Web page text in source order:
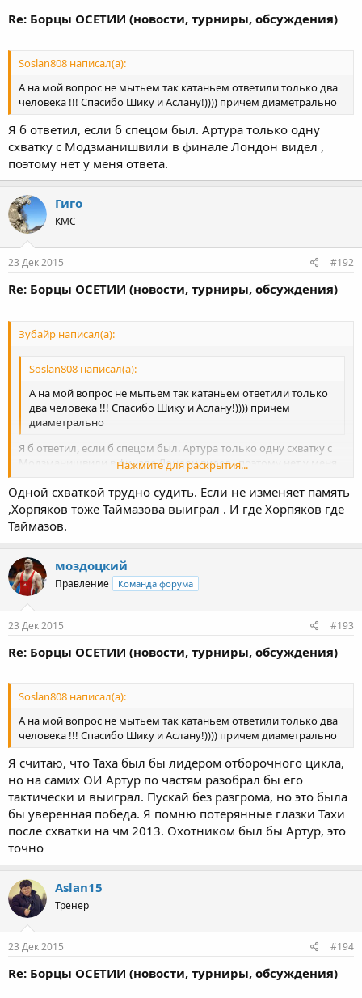
Re: Борцы ОСЕТИИ (новости, турниры, обсуждения)
Soslan808 написал(а):
А на мой вопрос не мытьем так катаньем ответили только два
человека !!! Спасибо Шику и Аслану!)))) причем диаметрально
Я б ответил, если б спецом был. Артура только одну
схватку с Модзманишвили в финале Лондон видел ,
поэтому нет у меня ответа.
Гиго
КМС
23 Дек 2015 #192
Re: Борцы ОСЕТИИ (новости, турниры, обсуждения)
Зубайр написал(а):
Soslan808 написал(а):
А на мой вопрос не мытьем так катаньем ответили только
два человека !!! Спасибо Шику и Аслану!)))) причем
диаметрально
Нажмите для раскрытия...
Я б ответил, если б спецом был. Артура только одну схватку с
Модзманишвили в финале Лондон видел , поэтому нет у меня
Нажмите для раскрытия...
Одной схваткой трудно судить. Если не изменяет память
,Хорпяков тоже Таймазова выиграл . И где Хорпяков где
Таймазов.
моздоцкий
Правление Команда форума
23 Дек 2015 #193
Re: Борцы ОСЕТИИ (новости, турниры, обсуждения)
Soslan808 написал(а):
А на мой вопрос не мытьем так катаньем ответили только два
человека !!! Спасибо Шику и Аслану!)))) причем диаметрально
Я считаю, что Таха был бы лидером отборочного цикла,
но на самих ОИ Артур по частям разобрал бы его
тактически и выиграл. Пускай без разгрома, но это была
бы уверенная победа. Я помню потерянные глазки Тахи
после схватки на чм 2013. Охотником был бы Артур, это
точно
Aslan15
Тренер
23 Дек 2015 #194
Re: Борцы ОСЕТИИ (новости, турниры, обсуждения)